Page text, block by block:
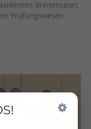
Breitensport
Prüfungswesen